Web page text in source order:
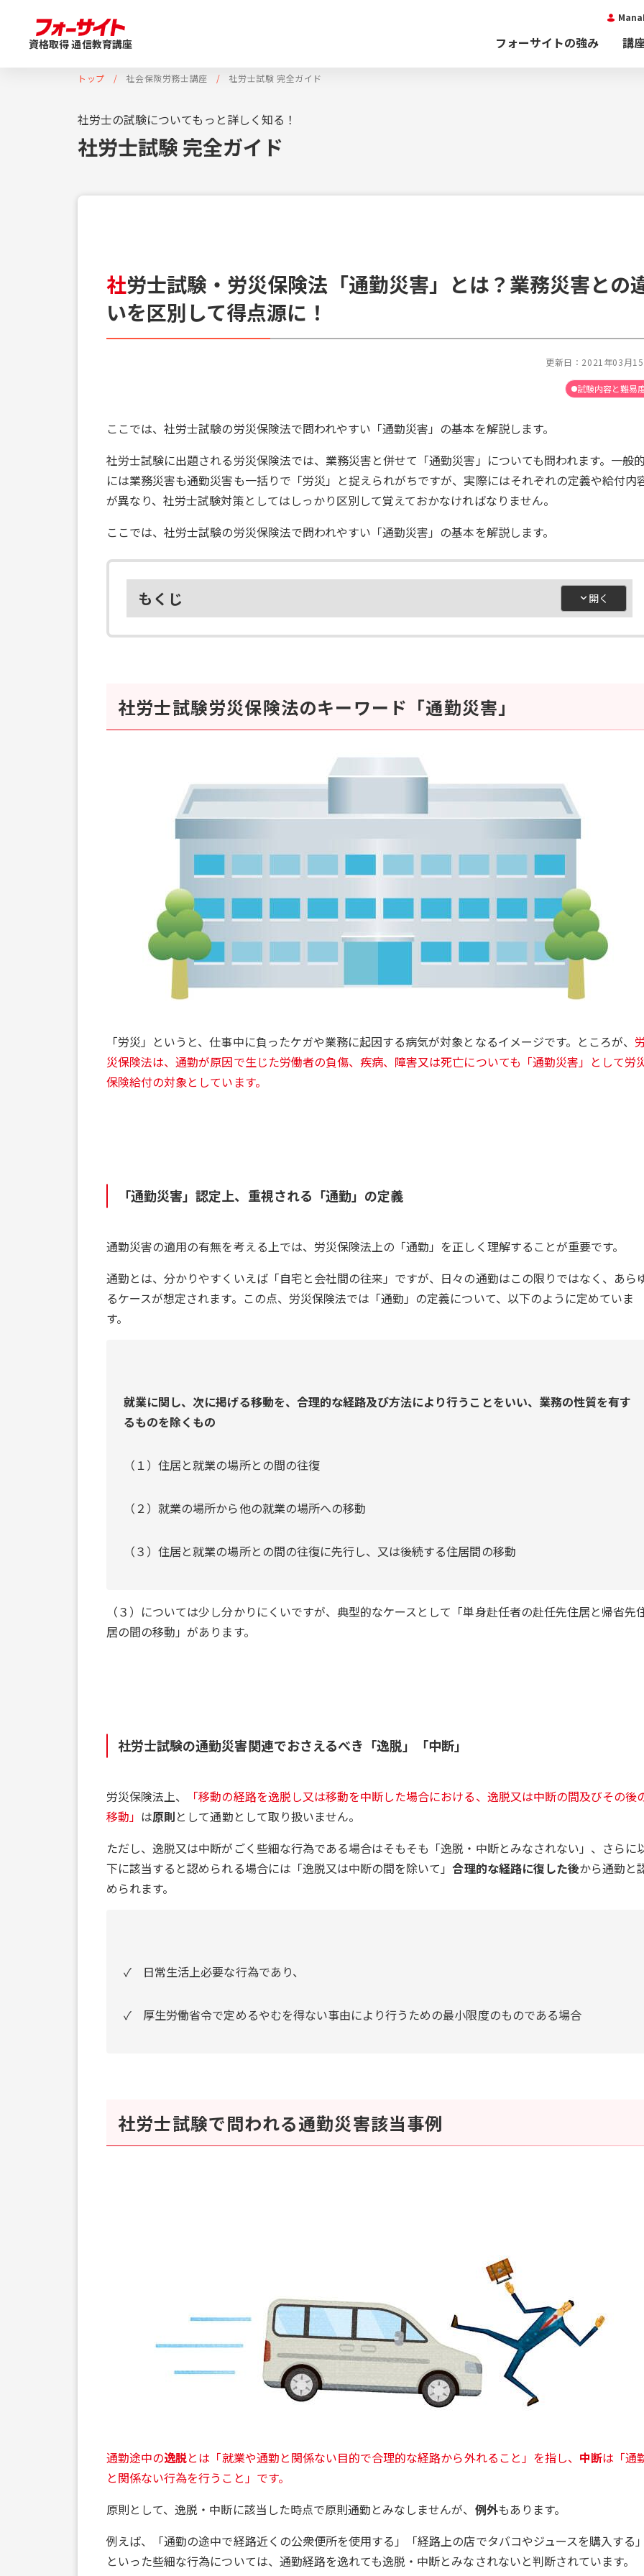
資格取得 通信教育講座 フォーサイトの強み 講
トップ 社会保険労務士講座 社労士試験 完全ガイド
社労士の試験についてもっと詳しく知る！
社労士試験 完全ガイド
社労士試験・労災保険法「通勤災害」とは？業務災害との
いを区別して得点源に！
更新日： 2021年03月
試験内容と難易
ここでは、社労士試験の労災保険法で問われやすい「通勤災害」の基本を解説します。
社労士試験に出題される労災保険法では、業務災害と併せて「通勤災害」についても問われます。一般
には業務災害も通勤災害も一括りで「労災」と捉えられがちですが、実際にはそれぞれの定義や給付内
が異なり、社労士試験対策としてはしっかり区別して覚えておかなければなりません。
ここでは、社労士試験の労災保険法で問われやすい「通勤災害」の基本を解説します。
もくじ
社労士試験労災保険法のキーワード「通勤災害」
「労災」というと、仕事中に負ったケガや業務に起因する病気が対象となるイメージです。ところが、
災保険法は、通勤が原因で生じた労働者の負傷、疾病、障害又は死亡についても「通勤災害」として労
保険給付の対象としています。
「通勤災害」認定上、重視される「通勤」の定義
通勤災害の適用の有無を考える上では、労災保険法上の「通勤」を正しく理解することが重要です。
通勤とは、分かりやすくいえば「自宅と会社間の往来」ですが、日々の通勤はこの限りではなく、あら
るケースが想定されます。この点、労災保険法では「通勤」の定義について、以下のように定めていま
す。
就業に関し、次に掲げる移動を、合理的な経路及び方法により行うことをいい、業務の性質を有す
るものを除くもの
（１）住居と就業の場所との間の往復
（２）就業の場所から他の就業の場所への移動
（３）住居と就業の場所との間の往復に先行し、又は後続する住居間の移動
（３）については少し分かりにくいですが、典型的なケースとして「単身赴任者の赴任先住居と帰省先
居の間の移動」があります。
社労士試験の通勤災害関連でおさえるべき「逸脱」「中断」
労災保険法上、
「移動の経路を逸脱し又は移動を中断した場合における、逸脱又は中断の間及びその後
移動」 は原則として通勤として取り扱いません。
ただし、逸脱又は中断がごく些細な行為である場合はそもそも「逸脱・中断とみなされない」、さらに
下に該当すると認められる場合には「逸脱又は中断の間を除いて」合理的な経路に復した後から通勤と
められます。
✓ 日常生活上必要な行為であり、
✓ 厚生労働省令で定めるやむを得ない事由により行うための最小限度のものである場合
社労士試験で問われる通勤災害該当事例
通勤途中の逸脱とは「就業や通勤と関係ない目的で合理的な経路から外れること」を指し、 中断は「通
と関係ない行為を行うこと」です。
原則として、逸脱・中断に該当した時点で原則通勤とみなしませんが、 例外もあります。
例えば、「通勤の途中で経路近くの公衆便所を使用する」「経路上の店でタバコやジュースを購入する
といった些細な行為については、通勤経路を逸れても逸脱・中断とみなされないと判断されています。